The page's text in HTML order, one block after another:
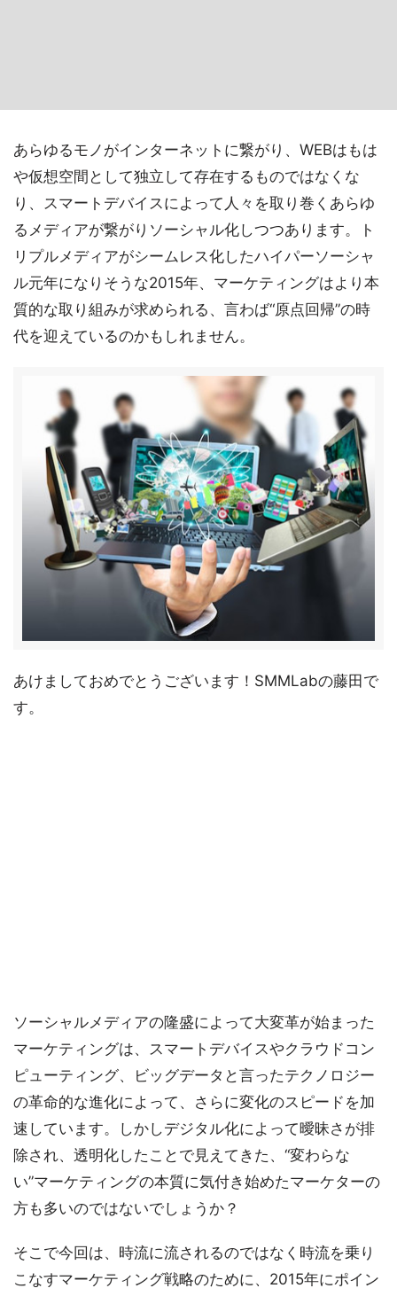
あらゆるモノがインターネットに繋がり、WEBはもは
や仮想空間として独立して存在するものではなくな
り、スマートデバイスによって人々を取り巻くあらゆ
るメディアが繋がりソーシャル化しつつあります。ト
リプルメディアがシームレス化したハイパーソーシャ
ル元年になりそうな2015年、マーケティングはより本
質的な取り組みが求められる、言わば“原点回帰”の時
代を迎えているのかもしれません。
あけましておめでとうございます！SMMLabの藤田で
す。
ソーシャルメディアの隆盛によって大変革が始まった
マーケティングは、スマートデバイスやクラウドコン
ピューティング、ビッグデータと言ったテクノロジー
の革命的な進化によって、さらに変化のスピードを加
速しています。しかしデジタル化によって曖昧さが排
除され、透明化したことで見えてきた、“変わらな
い”マーケティングの本質に気付き始めたマーケターの
方も多いのではないでしょうか？
そこで今回は、時流に流されるのではなく時流を乗り
こなすマーケティング戦略のために、2015年にポイン